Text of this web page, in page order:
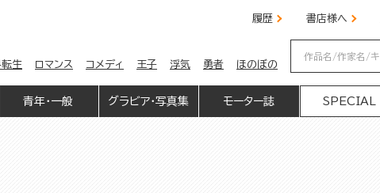
履歴 書店様へ
生 ロマンス コメディ 王子 浮気 勇者 ほのぼの
青年・一般 グラビア・写真集 モーター誌 SPECIAL